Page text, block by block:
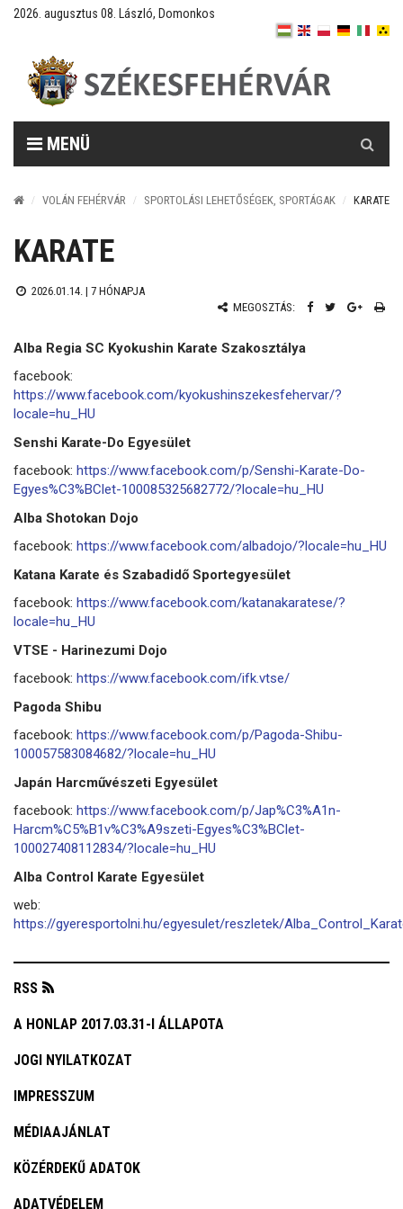
2026. augusztus 08. László, Domonkos
MENÜ
VOLÁN FEHÉRVÁR SPORTOLÁSI LEHETŐSÉGEK, SPORTÁGAK KARATE
KARATE
2026.01.14. | 7 HÓNAPJA
MEGOSZTÁS:
Alba Regia SC Kyokushin Karate Szakosztálya
facebook:
https://www.facebook.com/kyokushinszekesfehervar/?
locale=hu_HU
Senshi Karate-Do Egyesület
facebook: https://www.facebook.com/p/Senshi-Karate-Do-
Egyes%C3%BClet-100085325682772/?locale=hu_HU
Alba Shotokan Dojo
facebook: https://www.facebook.com/albadojo/?locale=hu_HU
Katana Karate és Szabadidő Sportegyesület
facebook: https://www.facebook.com/katanakaratese/?
locale=hu_HU
VTSE - Harinezumi Dojo
facebook: https://www.facebook.com/ifk.vtse/
Pagoda Shibu
facebook: https://www.facebook.com/p/Pagoda-Shibu-
100057583084682/?locale=hu_HU
Japán Harcművészeti Egyesület
facebook: https://www.facebook.com/p/Jap%C3%A1n-
Harcm%C5%B1v%C3%A9szeti-Egyes%C3%BClet-
100027408112834/?locale=hu_HU
Alba Control Karate Egyesület
web:
https://gyeresportolni.hu/egyesulet/reszletek/
RSS
A HONLAP 2017.03.31-I ÁLLAPOTA
JOGI NYILATKOZAT
IMPRESSZUM
MÉDIAAJÁNLAT
KÖZÉRDEKŰ ADATOK
ADATVÉDELEM